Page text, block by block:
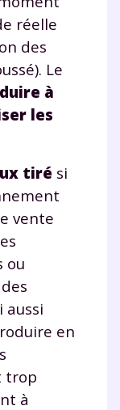
réelle
des
Le
à
les
tiré si
vente
ou
aussi
en
trop
à